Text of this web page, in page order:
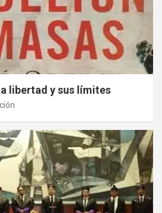
libertad y sus límites